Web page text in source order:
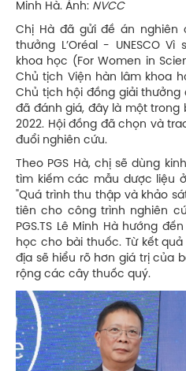
Minh Hà. Ảnh: NVCC
Chị Hà đã gửi đề án nghiên
thưởng L’Oréal - UNESCO
khoa học (For Women in
Chủ tịch Viện hàn lâm khoa
Chủ tịch hội đồng giải
đã đánh giá, đây là một
2022. Hội đồng đã chọn và
đuổi nghiên cứu.
Theo PGS Hà, chị sẽ dùng
tìm kiếm các mẫu dược liệu
"Quá trình thu thập và khảo
tiên cho công trình nghiên
PGS.TS Lê Minh Hà hướng
học cho bài thuốc. Từ kết
địa sẽ hiểu rõ hơn giá trị của
rộng các cây thuốc quý.